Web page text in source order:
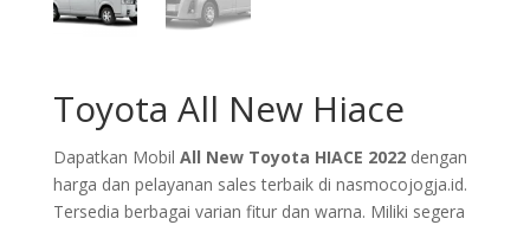
Toyota All New Hiace
Dapatkan Mobil All New Toyota HIACE 2022 dengan
harga dan pelayanan sales terbaik di nasmocojogja.id.
Tersedia berbagai varian fitur dan warna. Miliki segera